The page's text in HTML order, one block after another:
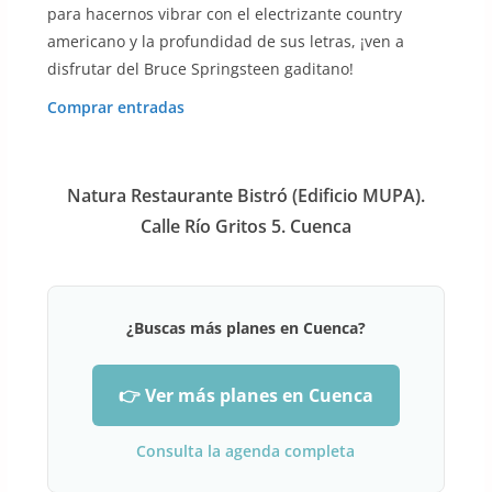
para hacernos vibrar con el electrizante country
americano y la profundidad de sus letras, ¡ven a
disfrutar del Bruce Springsteen gaditano!
Comprar entradas
Natura Restaurante Bistró (Edificio MUPA).
Calle Río Gritos 5. Cuenca
¿Buscas más planes en Cuenca?
👉 Ver más planes en Cuenca
Consulta la agenda completa